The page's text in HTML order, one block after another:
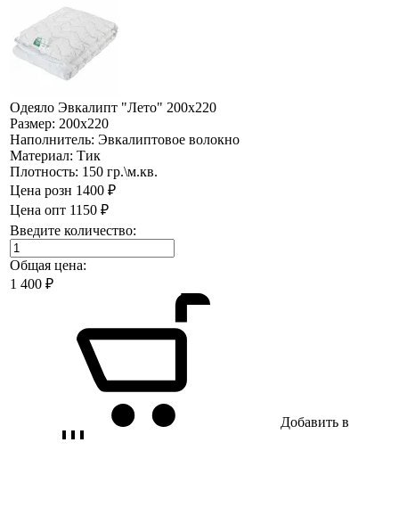
Одеяло Эвкалипт "Лето" 200х220
Размер: 200х220
Наполнитель: Эвкалиптовое волокно
Материал: Тик
Плотность: 150 гр.\м.кв.
Цена розн 1400 ₽
Цена опт 1150 ₽
Введите количество:
Общая цена:
1 400 ₽
Добавить в